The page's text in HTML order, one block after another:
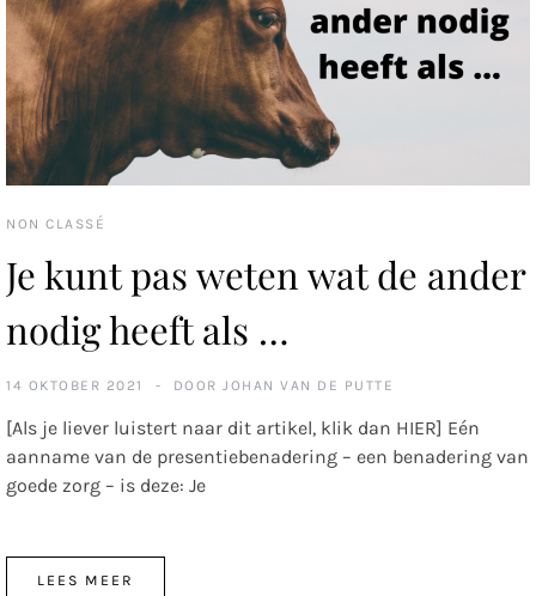
NON CLASSÉ
Je kunt pas weten wat de ander
nodig heeft als …
14 OKTOBER 2021 DOOR JOHAN VAN DE PUTTE
[Als je liever luistert naar dit artikel, klik dan HIER] Eén
aanname van de presentiebenadering – een benadering van
goede zorg – is deze: Je
LEES MEER